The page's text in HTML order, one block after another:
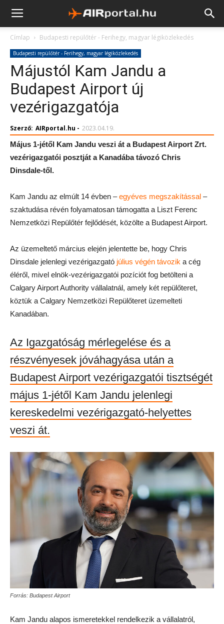
Címlap Budapesti repülőtér - Ferihegy, magyar légiközlekedés
Budapesti repülőtér - Ferihegy, magyar légiközlekedés
Májustól Kam Jandu a
Budapest Airport új
vezérigazgatója
Szerző: AIRportal.hu - 2023.04.19.
Május 1-jétől Kam Jandu veszi át a Budapest Airport Zrt.
vezérigazgatói posztját a Kanadába távozó Chris
Dinsdale-től.
Kam Jandu az elmúlt 14 évben –egyéves megszakítással –
szaktudása révén folyamatosan támogatta a Liszt Ferenc
Nemzetközi Repülőtér fejlődését, közölte a Budapest Airport.
Az üzemeltető március elején jelentette be, hogy Chris
Dinsdale jelenlegi vezérigazgató július végén távozik a cég
éléről, mivel elnök-vezérigazgatói pozíciót fog betölteni a
Calgary Airport Authority vállalatnál, amely két repülőteret,
köztük a Calgary Nemzetközi Repülőteret üzemelteti
Kanadában.
Az Igazgatóság mérlegelése és a
részvényesek jóváhagyása után a
Budapest Airport vezérigazgatói tisztségét
május 1-jétől Kam Jandu jelenlegi
kereskedelmi vezérigazgató-helyettes
veszi át.
Forrás: Budapest Airport
Kam Jandu alapos ismeretekkel rendelkezik a vállalatról,